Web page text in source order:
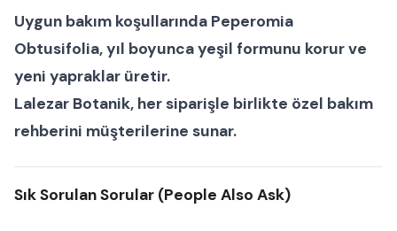
Uygun bakım koşullarında Peperomia
Obtusifolia, yıl boyunca yeşil formunu korur ve
yeni yapraklar üretir.
Lalezar Botanik, her siparişle birlikte özel bakım
rehberini müşterilerine sunar.
Sık Sorulan Sorular (People Also Ask)